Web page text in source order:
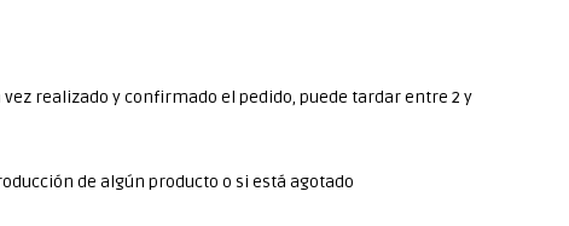
realizado y confirmado el pedido, puede tardar entre 2 y
de algún producto o si está agotado